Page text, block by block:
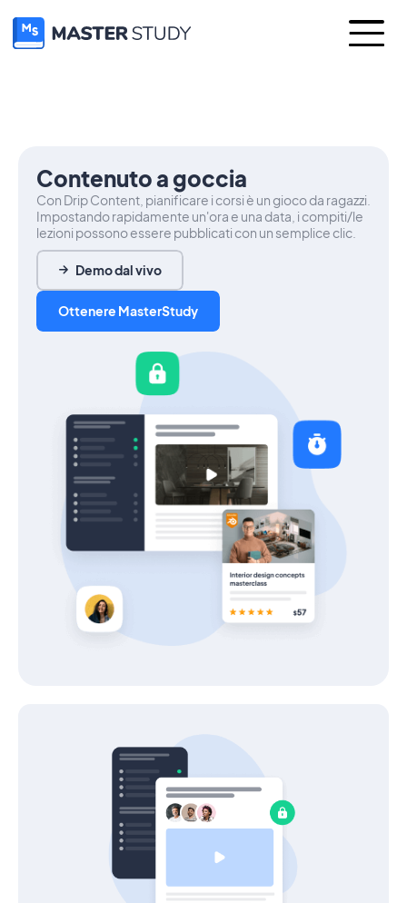
Contenuto a goccia
Con Drip Content, pianificare i corsi è un gioco da ragazzi.
Impostando rapidamente un'ora e una data, i compiti/le
lezioni possono essere pubblicati con un semplice clic.
Demo dal vivo
Ottenere MasterStudy